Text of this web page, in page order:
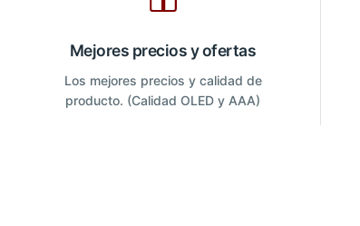
Mejores precios y ofertas
Los mejores precios y calidad de
producto. (Calidad OLED y AAA)